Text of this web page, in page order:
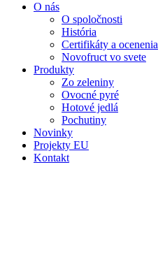
O nás
O spoločnosti
História
Certifikáty a ocenenia
Novofruct vo svete
Produkty
Zo zeleniny
Ovocné pyré
Hotové jedlá
Pochutiny
Novinky
Projekty EU
Kontakt